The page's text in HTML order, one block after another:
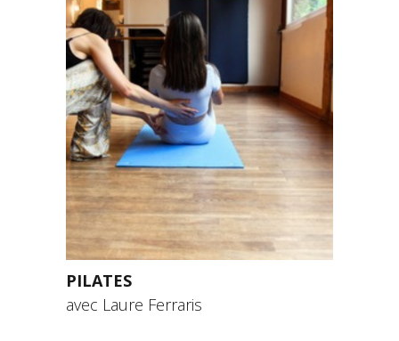
PILATES
avec Laure Ferraris